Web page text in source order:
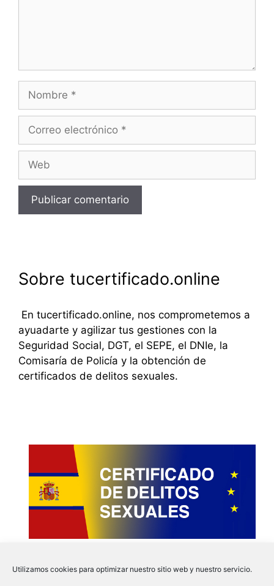
Utilizamos cookies para optimizar nuestro sitio web y nuestro servicio.
electrónico
Sobre tucertificado.online
En tucertificado.online, nos comprometemos a
ayuadarte y agilizar tus gestiones con la
Seguridad Social, DGT, el SEPE, el DNIe, la
Comisaría de Policía y la obtención de
certificados de delitos sexuales.